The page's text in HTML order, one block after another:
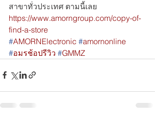
สาขาทั่วประเทศ ตามนี้เลย
https://www.amorngroup.com/copy-of-
find-a-store
#AMORNElectronic #amornonline
#อมรช้อปรีวิว #GMMZ